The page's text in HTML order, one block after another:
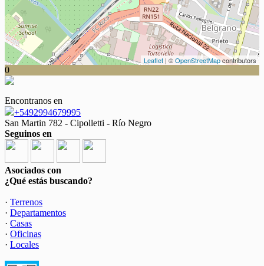
Leaflet | ©OpenStreetMapcontributors
0
Encontranos en
+5492994679995
San Martin 782 - Cipolletti - Río Negro
Seguinos en
Asociados con
¿Qué estás buscando?
· Terrenos
· Departamentos
· Casas
· Oficinas
· Locales